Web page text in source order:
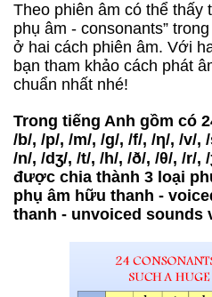
Theo phiên âm có thể thấy
phụ âm - consonants”
ở hai cách phiên âm. Với
bạn tham khảo cách phát
chuẩn nhất nhé!
Trong tiếng Anh gồm có
/b/, /p/, /m/, /g/, /f/, /η/, /v/,
/n/, /dʒ/, /t/, /h/, /ð/, /θ/, /r/,
được chia thành 3 loại
phụ âm hữu thanh -
thanh - unvoiced sounds